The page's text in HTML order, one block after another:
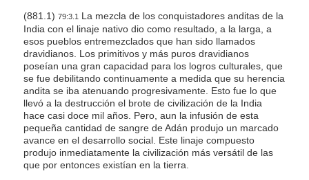
(881.1) 79:3.1 La mezcla de los conquistadores anditas de la
India con el linaje nativo dio como resultado, a la larga, a
esos pueblos entremezclados que han sido llamados
dravidianos. Los primitivos y más puros dravidianos
poseían una gran capacidad para los logros culturales, que
se fue debilitando continuamente a medida que su herencia
andita se iba atenuando progresivamente. Esto fue lo que
llevó a la destrucción el brote de civilización de la India
hace casi doce mil años. Pero, aun la infusión de esta
pequeña cantidad de sangre de Adán produjo un marcado
avance en el desarrollo social. Este linaje compuesto
produjo inmediatamente la civilización más versátil de las
que por entonces existían en la tierra.